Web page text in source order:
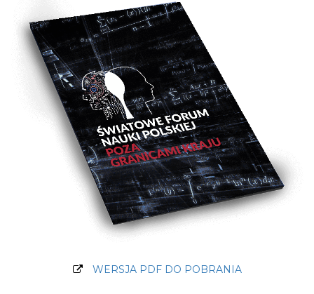
WERSJA PDF DO POBRANIA